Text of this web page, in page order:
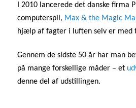
I 2010 lancerede det danske firma
computerspil, Max & the Magic
hjælp af fagter i luften selv er med
Gennem de sidste 50 år har man
på mange forskellige måder – et
denne del af udstillingen.